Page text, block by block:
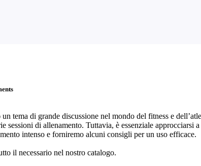
tema di grande discussione nel mondo del fitness e
sessioni di allenamento. Tuttavia, è essenziale
intenso e forniremo alcuni consigli per un uso efficace.
il necessario nel nostro catalogo.